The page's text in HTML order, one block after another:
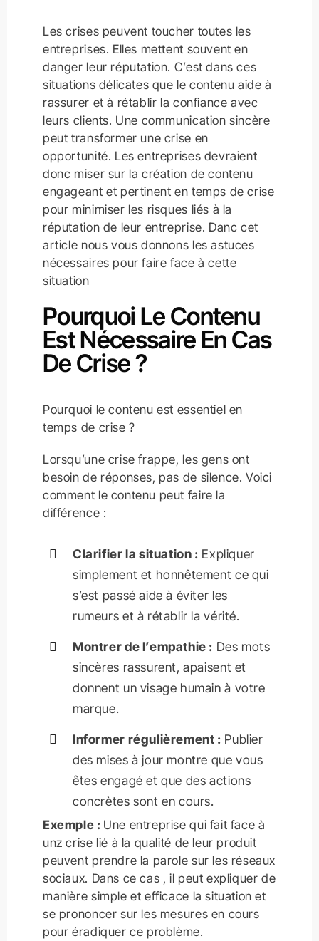
Les crises peuvent toucher toutes les
entreprises. Elles mettent souvent en
danger leur réputation. C’est dans ces
situations délicates que le contenu aide à
rassurer et à rétablir la confiance avec
leurs clients. Une communication sincère
peut transformer une crise en
opportunité. Les entreprises devraient
donc miser sur la création de contenu
engageant et pertinent en temps de crise
pour minimiser les risques liés à la
réputation de leur entreprise. Danc cet
article nous vous donnons les astuces
nécessaires pour faire face à cette
situation
Pourquoi Le Contenu
Est Nécessaire En Cas
De Crise ?
Pourquoi le contenu est essentiel en
temps de crise ?
Lorsqu’une crise frappe, les gens ont
besoin de réponses, pas de silence. Voici
comment le contenu peut faire la
différence :
Clarifier la situation : Expliquer
simplement et honnêtement ce qui
s’est passé aide à éviter les
rumeurs et à rétablir la vérité.
Montrer de l’empathie : Des mots
sincères rassurent, apaisent et
donnent un visage humain à votre
marque.
Informer régulièrement : Publier
des mises à jour montre que vous
êtes engagé et que des actions
concrètes sont en cours.
Exemple : Une entreprise qui fait face à
unz crise lié à la qualité de leur produit
peuvent prendre la parole sur les réseaux
sociaux. Dans ce cas , il peut expliquer de
manière simple et efficace la situation et
se prononcer sur les mesures en cours
pour éradiquer ce problème.